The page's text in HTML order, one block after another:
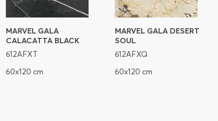
MARVEL GALA
CALACATTA BLACK
612AFXT
60x120 cm
MARVEL GALA DESERT
SOUL
612AFXQ
60x120 cm